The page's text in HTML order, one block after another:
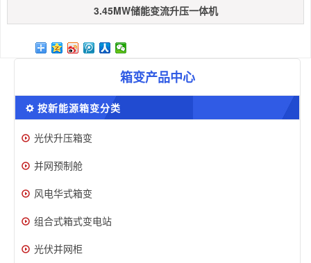
3.45MW储能变流升压一体机
箱变产品中心
按新能源箱变分类
光伏升压箱变
并网预制舱
风电华式箱变
组合式箱式变电站
光伏并网柜